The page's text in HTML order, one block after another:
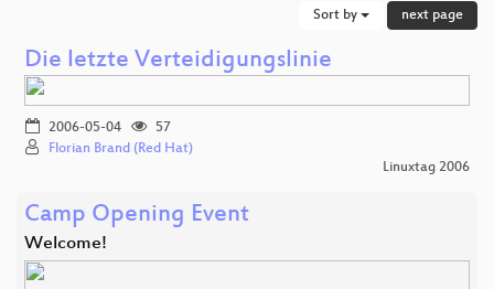
Sort by next page
Die letzte Verteidigungslinie
2006-05-04
57
Florian Brand (Red Hat)
Linuxtag 2006
Camp Opening Event
Welcome!